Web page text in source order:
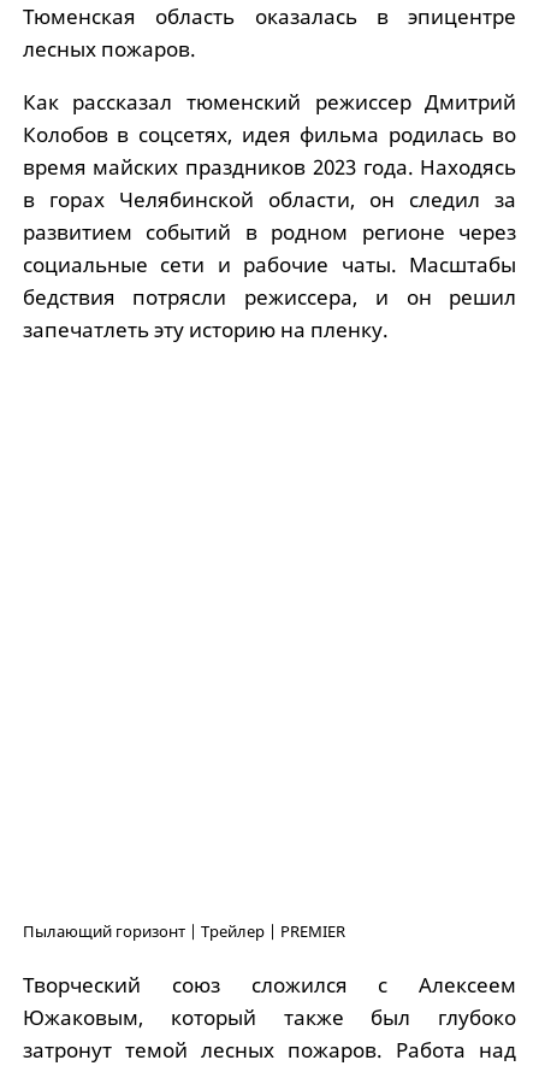
Тюменская область оказалась в эпицентре
лесных пожаров.
Как рассказал тюменский режиссер Дмитрий
Колобов в соцсетях, идея фильма родилась во
время майских праздников 2023 года. Находясь
в горах Челябинской области, он следил за
развитием событий в родном регионе через
социальные сети и рабочие чаты. Масштабы
бедствия потрясли режиссера, и он решил
запечатлеть эту историю на пленку.
Пылающий горизонт | Трейлер | PREMIER
Творческий союз сложился с Алексеем
Южаковым, который также был глубоко
затронут темой лесных пожаров. Работа над